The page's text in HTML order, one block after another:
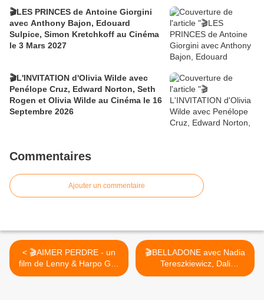
🎬LES PRINCES de Antoine Giorgini
avec Anthony Bajon, Edouard
Sulpice, Simon Kretchkoff au Cinéma
le 3 Mars 2027
🎬L'INVITATION d'Olivia Wilde avec
Penélope Cruz, Edward Norton, Seth
Rogen et Olivia Wilde au Cinéma le 16
Septembre 2026
Commentaires
Ajouter un commentaire
< 🎬AIMER PERDRE - un
film de Lenny & Harpo Guit
avec Maria Cavalier
🎬BELLADONE avec Nadia
Tereszkiewicz, Dali
Benssalah, Daphné